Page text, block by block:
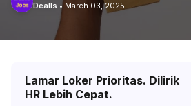
Dealls • March 03, 2025
Lamar Loker Prioritas. Dilirik
HR Lebih Cepat.